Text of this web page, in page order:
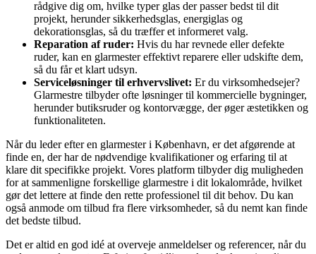
rådgive dig om, hvilke typer glas der passer bedst til dit
projekt, herunder sikkerhedsglas, energiglas og
dekorationsglas, så du træffer et informeret valg.
Reparation af ruder: Hvis du har revnede eller defekte
ruder, kan en glarmester effektivt reparere eller udskifte dem,
så du får et klart udsyn.
Serviceløsninger til erhvervslivet: Er du virksomhedsejer?
Glarmestre tilbyder ofte løsninger til kommercielle bygninger,
herunder butiksruder og kontorvægge, der øger æstetikken og
funktionaliteten.
Når du leder efter en glarmester i København, er det afgørende at
finde en, der har de nødvendige kvalifikationer og erfaring til at
klare dit specifikke projekt. Vores platform tilbyder dig muligheden
for at sammenligne forskellige glarmestre i dit lokalområde, hvilket
gør det lettere at finde den rette professionel til dit behov. Du kan
også anmode om tilbud fra flere virksomheder, så du nemt kan finde
det bedste tilbud.
Det er altid en god idé at overveje anmeldelser og referencer, når du